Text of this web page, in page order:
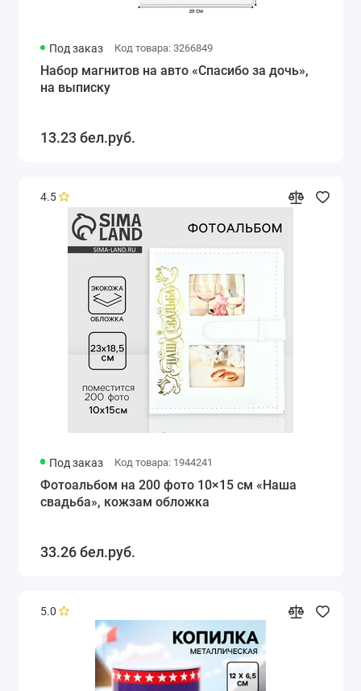
Под заказ Код товара: 3266849
Набор магнитов на авто «Спасибо за дочь»,
на выписку
13.23 бел.руб.
4.5
Под заказ Код товара: 1944241
Фотоальбом на 200 фото 10×15 см «Наша
свадьба», кожзам обложка
33.26 бел.руб.
5.0